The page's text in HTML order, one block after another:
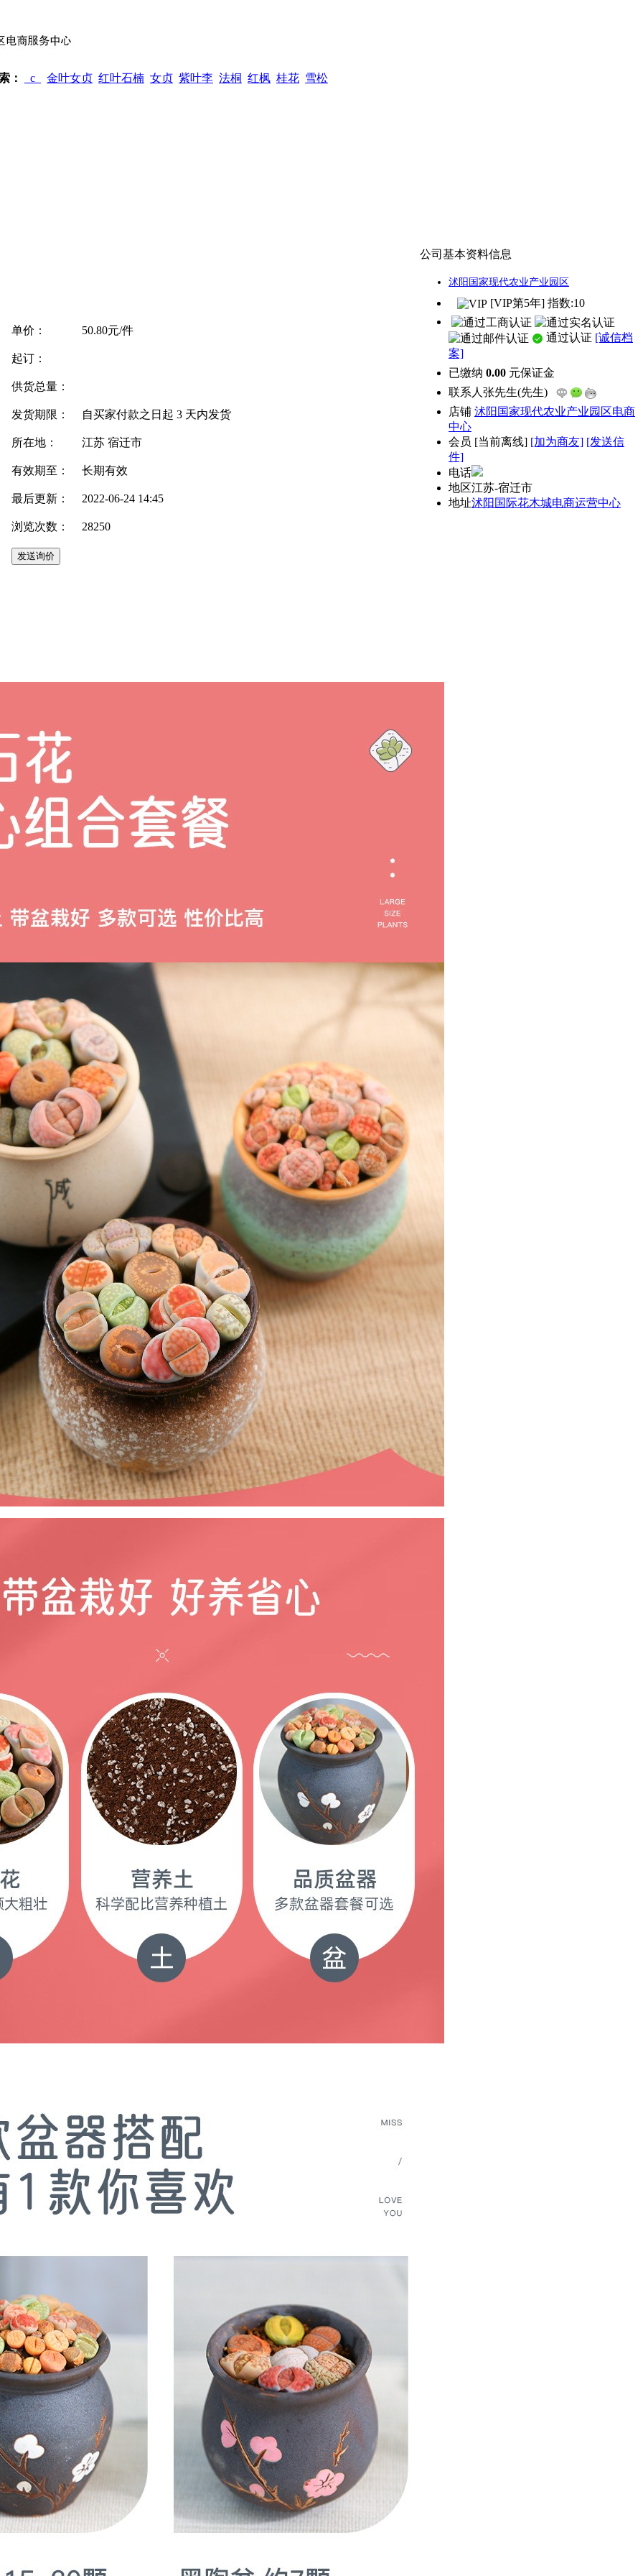
： _c_ 金叶女贞 红叶石楠 女贞 紫叶李 法桐 红枫 桂花 雪松
单价： 50.80元/件
起订：
供货总量：
发货期限： 自买家付款之日起 3 天内发货
所在地： 江苏 宿迁市
有效期至： 长期有效
最后更新： 2022-06-24 14:45
浏览次数： 28250
公司基本资料信息
沭阳国家现代农业产业园区
[VIP第5年] 指数:10
通过认证 [诚信档
案]
已缴纳 0.00 元保证金
联系人 张先生(先生)
店铺 沭阳国家现代农业产业园区电商
中心
会员 [当前离线] [加为商友] [发送信
件]
电话
地区江苏-宿迁市
地址沭阳国际花木城电商运营中心